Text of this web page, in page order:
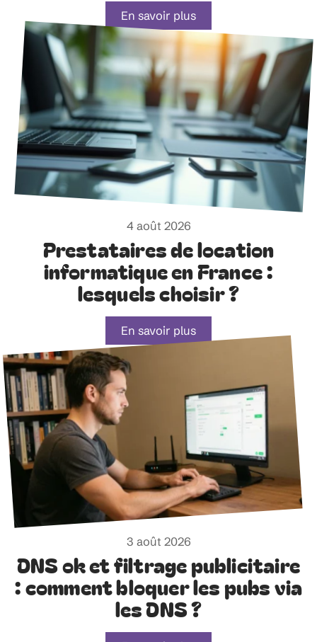
En savoir plus
4 août 2026
Prestataires de location
informatique en France :
lesquels choisir ?
En savoir plus
3 août 2026
DNS ok et filtrage publicitaire
: comment bloquer les pubs via
les DNS ?